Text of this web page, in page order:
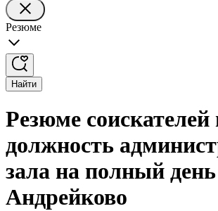
Резюме
Найти
Резюме соискателей
должность
зала на полный
Андрейково